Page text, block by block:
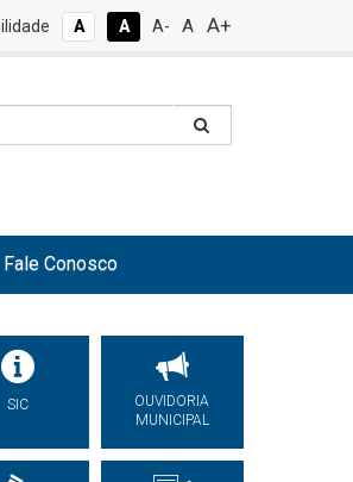
A A A- A A+
Fale Conosco
SIC
OUVIDORIA
MUNICIPAL